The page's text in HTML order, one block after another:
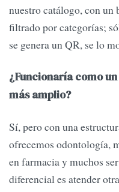
nuestro catálogo, con un
filtrado por categorías;
se genera un QR, se lo
¿Funcionaría como
más amplio?
Sí, pero con una
ofrecemos odontología,
en farmacia y muchos
diferencial es atender